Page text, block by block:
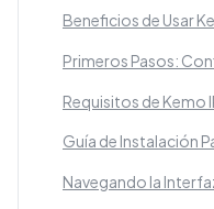
Beneficios de Usar
Primeros Pasos:
Requisitos de Kemo
Guía de Instalación
Navegando la